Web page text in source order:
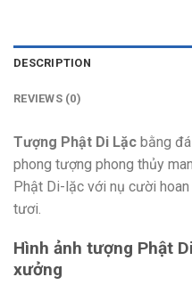
DESCRIPTION
REVIEWS (0)
Tượng Phật Di Lặc bằng
phong tượng phong thủy
Phật Di-lặc với nụ cười
tươi.
Hình ảnh tượng Phật
xưởng